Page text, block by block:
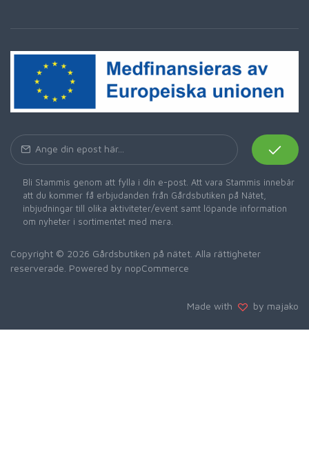
Bli Stammis genom att fylla i din e-post. Att vara Stammis innebär
att du kommer få erbjudanden från Gårdsbutiken på Nätet,
inbjudningar till olika aktiviteter/event samt löpande information
om nyheter i sortimentet med mera.
Copyright © 2026 Gårdsbutiken på nätet. Alla rättigheter
reserverade. Powered by nopCommerce
Made with by majako